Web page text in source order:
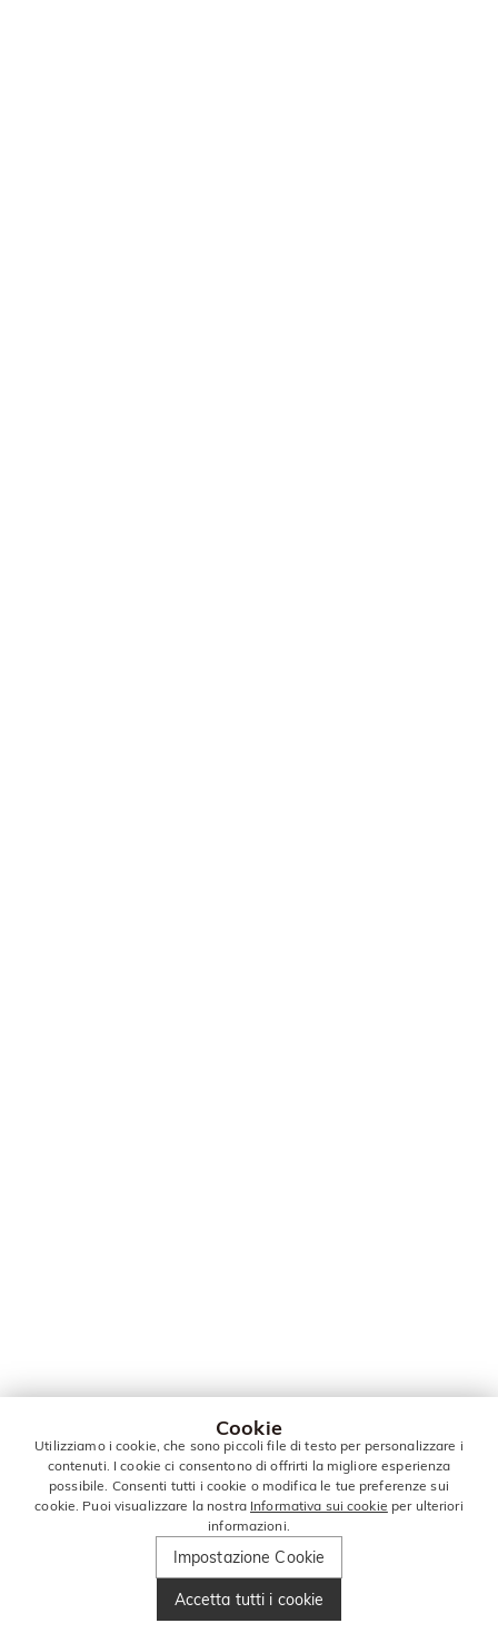
Cookie
Utilizziamo i cookie, che sono piccoli file di testo per personalizzare i
contenuti. I cookie ci consentono di offrirti la migliore esperienza
possibile. Consenti tutti i cookie o modifica le tue preferenze sui
cookie. Puoi visualizzare la nostra Informativa sui cookie per ulteriori
informazioni.
Impostazione Cookie
Accetta tutti i cookie